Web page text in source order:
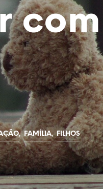
com
, FAMÍLIA, FILHOS